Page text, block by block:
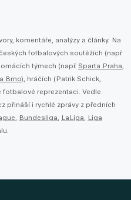
komentáře, analýzy a články. Na
fotbalových soutěžích (např.
týmech (např. Sparta Praha,
Brno), hráčích (Patrik Schick,
fotbalové reprezentaci. Vedle
přináší i rychlé zprávy z předních
, Bundesliga, LaLiga, Liga